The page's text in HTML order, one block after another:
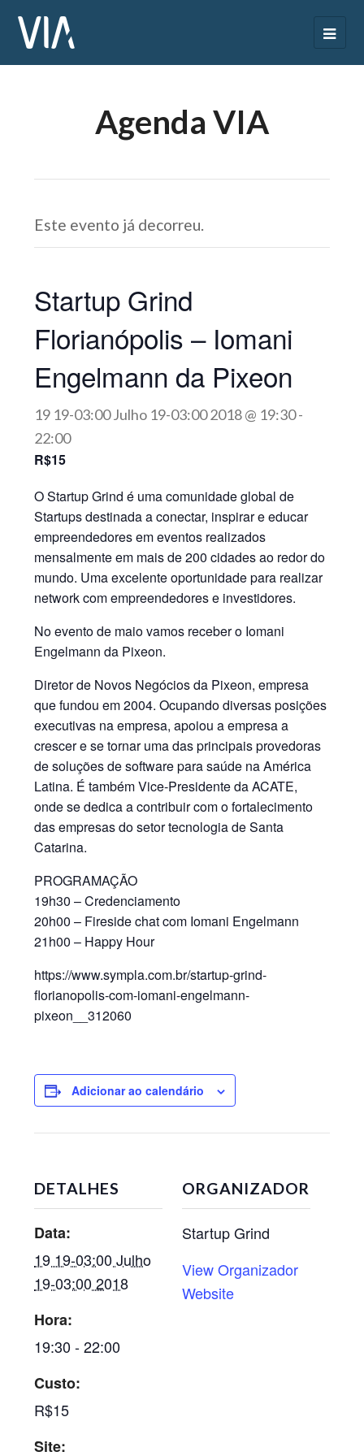
Agenda VIA
Este evento já decorreu.
Startup Grind
Florianópolis – Iomani
Engelmann da Pixeon
19 19-03:00 Julho 19-03:00 2018 @ 19:30-
22:00
R$15
O Startup Grind é uma comunidade global de
Startups destinada a conectar, inspirar e educar
empreendedores em eventos realizados
mensalmente em mais de 200 cidades ao redor do
mundo. Uma excelente oportunidade para realizar
network com empreendedores e investidores.
No evento de maio vamos receber o Iomani
Engelmann da Pixeon.
Diretor de Novos Negócios da Pixeon, empresa
que fundou em 2004. Ocupando diversas posições
executivas na empresa, apoiou a empresa a
crescer e se tornar uma das principais provedoras
de soluções de software para saúde na América
Latina. É também Vice-Presidente da ACATE,
onde se dedica a contribuir com o fortalecimento
das empresas do setor tecnologia de Santa
Catarina.
PROGRAMAÇÃO
19h30 – Credenciamento
20h00 – Fireside chat com Iomani Engelmann
21h00 – Happy Hour
https://www.sympla.com.br/startup-grind-
florianopolis-com-iomani-engelmann-
pixeon__312060
Adicionar ao calendário
DETALHES
Data:
19 19-03:00 Julho
19-03:00 2018
Hora:
19:30 - 22:00
Custo:
R$15
Site:
ORGANIZADOR
Startup Grind
View Organizador
Website